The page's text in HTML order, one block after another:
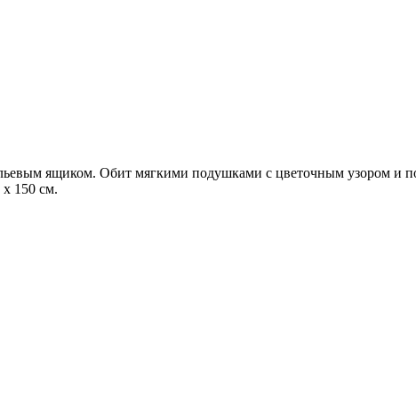
ящиком. Обит мягкими подушками с цветочным узором и
150 см.